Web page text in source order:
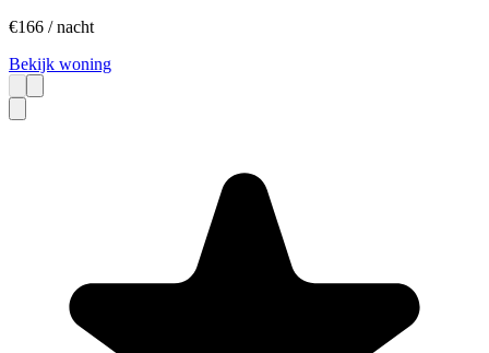
€166 / nacht
Bekijk woning